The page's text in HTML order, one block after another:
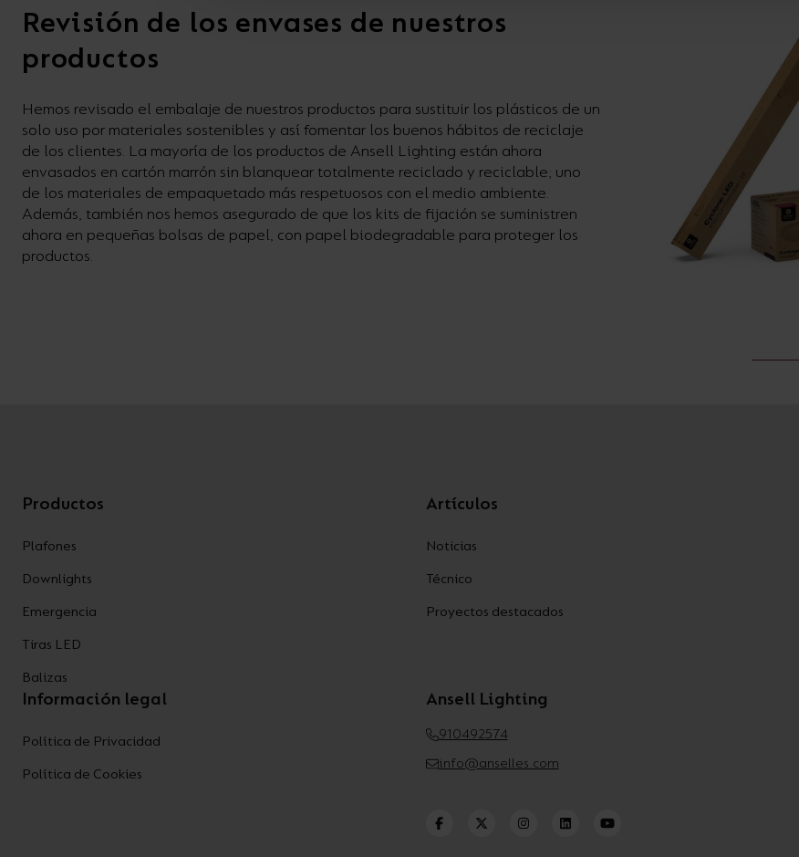
Revisión de los envases de nuestros
productos
Hemos revisado el embalaje de nuestros productos para sustituir los plásticos de un
solo uso por materiales sostenibles y así fomentar los buenos hábitos de reciclaje
de los clientes. La mayoría de los productos de Ansell Lighting están ahora
envasados en cartón marrón sin blanquear totalmente reciclado y reciclable; uno
de los materiales de empaquetado más respetuosos con el medio ambiente.
Además, también nos hemos asegurado de que los kits de fijación se suministren
ahora en pequeñas bolsas de papel, con papel biodegradable para proteger los
productos.
Productos
Plafones
Downlights
Emergencia
Tiras LED
Balizas
Artículos
Noticias
Técnico
Proyectos destacados
Información legal
Política de Privacidad
Política de Cookies
Ansell Lighting
910492574
info@anselles.com